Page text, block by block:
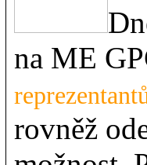
na ME
rovněž